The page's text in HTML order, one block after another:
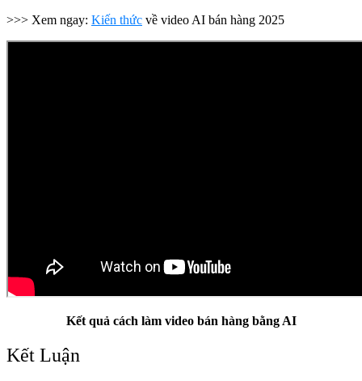
>>> Xem ngay: Kiến thức về video AI bán hàng 2025
Kết quả cách làm video bán hàng bằng AI
Kết Luận